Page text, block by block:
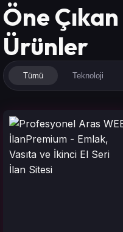
Öne Çıkan
Ürünler
Tümü Teknoloji